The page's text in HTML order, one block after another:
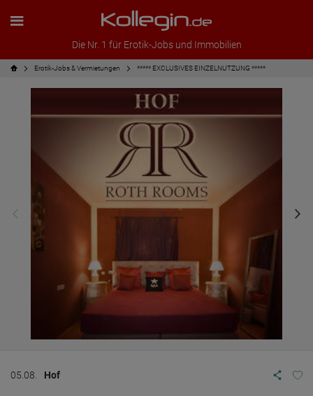
Die Nr. 1 für Erotik-Jobs und Immobilien
Erotik-Jobs & Vermietungen ***** EXCLUSIVES EINZELNUTZUNG *****
05.08. Hof